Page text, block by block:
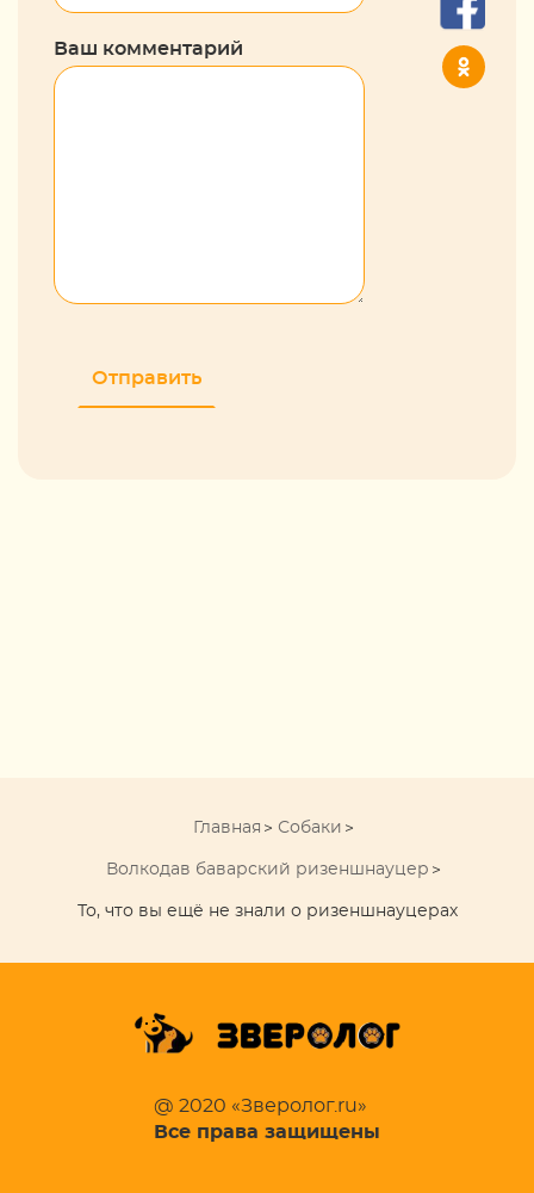
Ваш комментарий
Главная Собаки
Волкодав баварский ризеншнауцер
То, что вы ещё не знали о ризеншнауцерах
@ 2020 «Зверолог.ru»
Все права защищены